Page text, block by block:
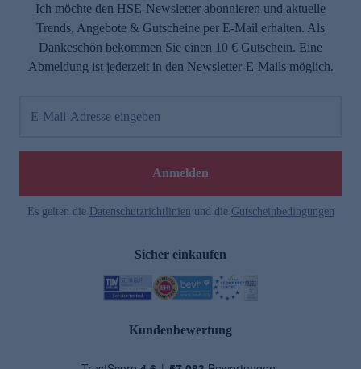
Ich möchte den HSE-Newsletter abonnieren und aktuelle
Trends, Angebote & Gutscheine per E-Mail erhalten. Als
Dankeschön bekommen Sie einen 10 € Gutschein. Eine
Abmeldung ist jederzeit in den Newsletter-E-Mails möglich.
E-Mail-Adresse eingeben
Anmelden
Es gelten die Datenschutzrichtlinien und die Gutscheinbedingungen
Sicher einkaufen
Kundenbewertung